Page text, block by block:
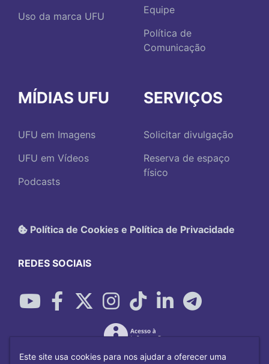
Uso da marca UFU
Equipe
Política de
Comunicação
MÍDIAS UFU
UFU em Imagens
UFU em Vídeos
Podcasts
SERVIÇOS
Solicitar divulgação
Reserva de espaço
físico
Política de Cookies e Política de Privacidade
REDES SOCIAIS
Este site usa cookies para nos ajudar a oferecer uma